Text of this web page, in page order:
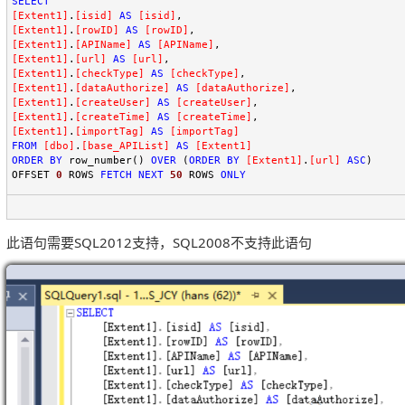
Extent1 . isid AS isid
Extent1 . rowID AS rowID
Extent1 . APIName AS APIName
Extent1 . url AS url
Extent1 . checkType AS checkType
Extent1 . dataAuthorize AS dataAuthorize
Extent1 . createUser AS createUser
Extent1 . createTime AS createTime
Extent1 . importTag AS importTag
FROM
dbo . base_APIList AS Extent1
ORDER
BY row_number() OVER ( ORDER BY Extent1 . url ASC )
OFFSET 0 ROWS FETCH NEXT 50 ROWS ONLY
此语句需要SQL2012支持， SQL2008不支持此语句